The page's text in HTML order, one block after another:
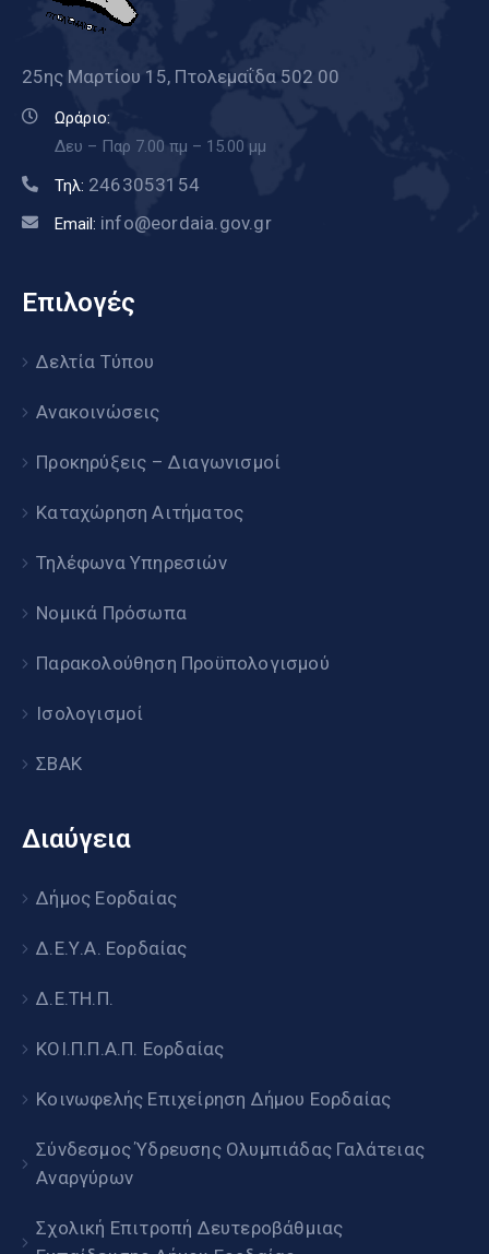
25ης Μαρτίου 15, Πτολεμαΐδα 502 00
Ωράριο:
Δευ – Παρ 7.00 πμ – 15.00 μμ
Τηλ: 2463053154
Email: info@eordaia.gov.gr
Επιλογές
Δελτία Τύπου
Ανακοινώσεις
Προκηρύξεις – Διαγωνισμοί
Καταχώρηση Αιτήματος
Τηλέφωνα Υπηρεσιών
Νομικά Πρόσωπα
Παρακολούθηση Προϋπολογισμού
Ισολογισμοί
ΣΒΑΚ
Διαύγεια
Δήμος Εορδαίας
Δ.Ε.Υ.Α. Εορδαίας
Δ.Ε.ΤΗ.Π.
ΚΟΙ.Π.Π.Α.Π. Εορδαίας
Κοινωφελής Επιχείρηση Δήμου Εορδαίας
Σύνδεσμος Ύδρευσης Ολυμπιάδας Γαλάτειας
Αναργύρων
Σχολική Επιτροπή Δευτεροβάθμιας